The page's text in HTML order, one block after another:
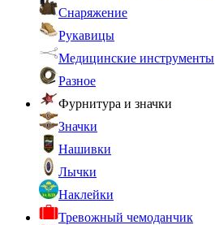
Снаряжение
Рукавицы
Медицинские инструменты
Разное
Фурнитура и значки
Значки
Нашивки
Лычки
Наклейки
Тревожный чемоданчик